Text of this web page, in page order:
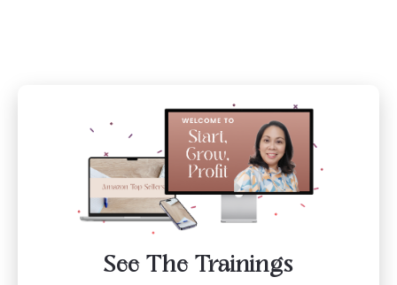
See The Trainings